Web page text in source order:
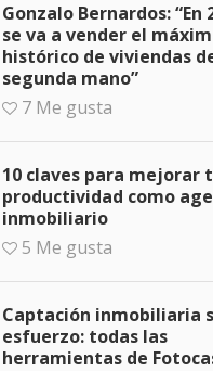
Gonzalo Bernardos: “En
se va a vender el
histórico de viviendas
segunda mano”
7 Me gusta
10 claves para mejorar
productividad como
inmobiliario
5 Me gusta
Captación inmobiliaria
esfuerzo: todas las
herramientas de